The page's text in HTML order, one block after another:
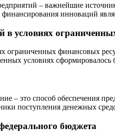
– важнейшие
инноваций
условиях
ограниченных финансовых
условиях сформировалось
– это способ обеспечения
поступления денежных
бюджета